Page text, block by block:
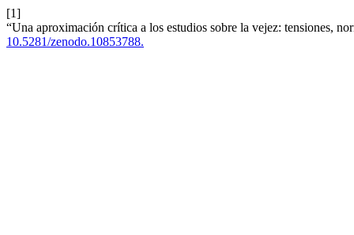
[1]
“Una aproximación crítica a los estudios sobre la vejez: tensiones,
10.5281/zenodo.10853788.